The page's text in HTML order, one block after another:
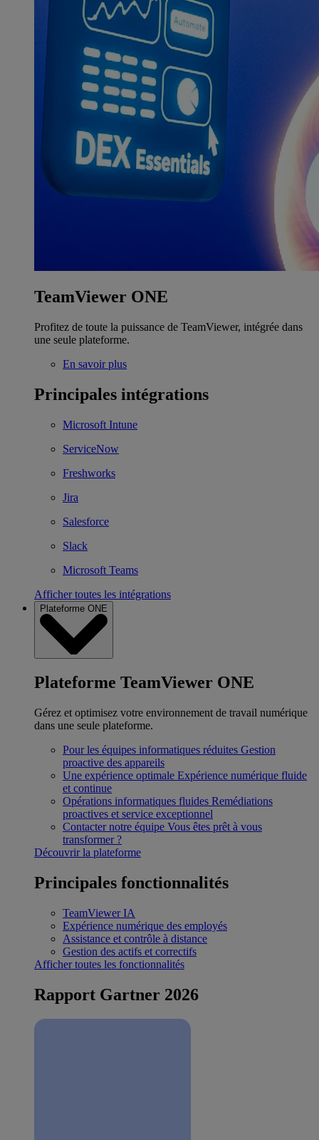
TeamViewer ONE
Profitez de toute la puissance de TeamViewer, intégrée dans
une seule plateforme.
En savoir plus
Principales intégrations
Microsoft Intune
ServiceNow
Freshworks
Jira
Salesforce
Slack
Microsoft Teams
Afficher toutes les intégrations
Plateforme ONE
Plateforme TeamViewer ONE
Gérez et optimisez votre environnement de travail numérique
dans une seule plateforme.
Pour les équipes informatiques réduites Gestion
proactive des appareils
Une expérience optimale Expérience numérique fluide
et continue
Opérations informatiques fluides Remédiations
proactives et service exceptionnel
Contacter notre équipe Vous êtes prêt à vous
transformer ?
Découvrir la plateforme
Principales fonctionnalités
TeamViewer IA
Expérience numérique des employés
Assistance et contrôle à distance
Gestion des actifs et correctifs
Afficher toutes les fonctionnalités
Rapport Gartner 2026